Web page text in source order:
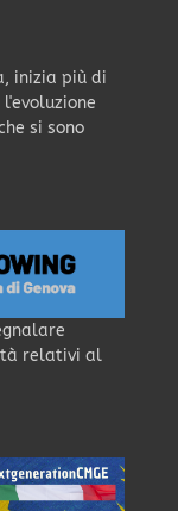
inizia più di
si sono
relativi al